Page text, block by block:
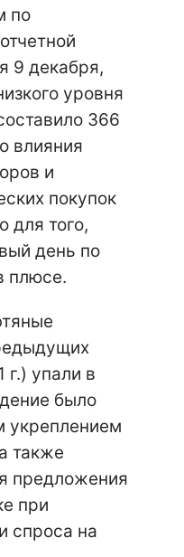
по
9 декабря,
уровня
366
влияния
и
покупок
для того,
день по
плюсе.
г.) упали в
было
укреплением
также
предложения
при
спроса на